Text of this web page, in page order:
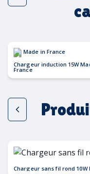
Made in France
Chargeur induction 15W
France
Chargeur sans fil rond 10W